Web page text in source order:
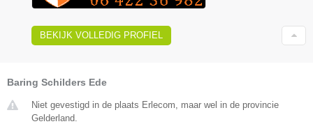
BEKIJK VOLLEDIG PROFIEL
Baring Schilders Ede
Niet gevestigd in de plaats Erlecom, maar wel in de provincie
Gelderland.